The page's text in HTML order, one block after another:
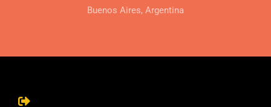
Buenos Aires, Argentina